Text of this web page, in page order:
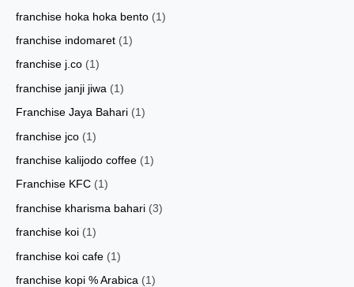
franchise hoka hoka bento (1)
franchise indomaret (1)
franchise j.co (1)
franchise janji jiwa (1)
Franchise Jaya Bahari (1)
franchise jco (1)
franchise kalijodo coffee (1)
Franchise KFC (1)
franchise kharisma bahari (3)
franchise koi (1)
franchise koi cafe (1)
franchise kopi % Arabica (1)